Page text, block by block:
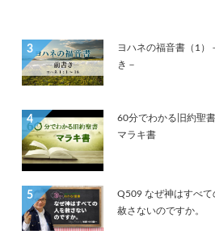
3
ヨハネの福音書（1）
き－
4
60分でわかる旧約聖書
マラキ書
5
Q509 なぜ神はすべて
赦さないのですか。